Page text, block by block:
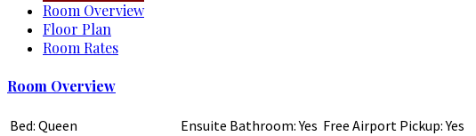
Room Overview
Floor Plan
Room Rates
Room Overview
Bed: Queen Ensuite Bathroom: Yes Free Airport Pickup: Yes